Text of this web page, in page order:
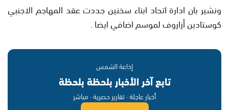
ونشير بان ادارة اتحاد ابناء سخنين جددت عقد المهاجم الاجنبي
كوستادين أزاروف لموسم اضافي ايضا .
إذاعة الشمس
تابع آخر الأخبار بلحظة بلحظة
أخبار عاجلة · تقارير حصرية · مباشر